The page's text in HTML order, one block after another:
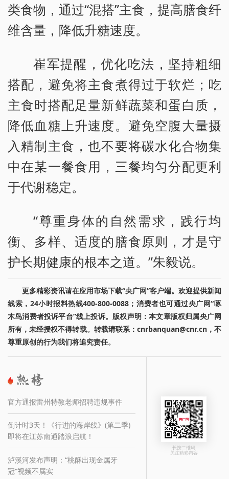
类食物，通过“混搭”主食，提高膳食纤
维含量，降低升糖速度。
崔军提醒，优化吃法，坚持粗细
搭配，避免将主食煮得过于软烂；吃
主食时搭配足量新鲜蔬菜和蛋白质，
降低血糖上升速度。避免空腹大量摄
入精制主食，也不要将碳水化合物集
中在某一餐食用，三餐均匀分配更利
于代谢稳定。
“尊重身体的自然需求，践行均
衡、多样、适度的膳食原则，才是守
护长期健康的根本之道。”朱毅说。
更多精彩资讯请在应用市场下载“央广网”客户端。欢迎提供新闻
线索，24小时报料热线400-800-0088；消费者也可通过央广网“啄
木鸟消费者投诉平台”线上投诉。版权声明：本文章版权归属央广网
所有，未经授权不得转载。转载请联系：cnrbanquan@cnr.cn，不
尊重原创的行为我们将追究责任。
官方通报雷州特教老师招聘违规事件
倒计时3天！《行进的海岸线》(第二季)
即将在江苏南通踏浪启航！
泸溪河发布声明：“桃酥出现金属牙
冠”视频不属实
长按二维码
关注精彩内容